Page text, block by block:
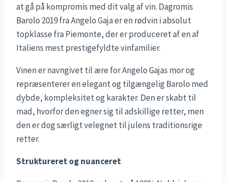
at gå på kompromis med dit valg af vin. Dagromis
Barolo 2019 fra Angelo Gaja er en rødvin i absolut
topklasse fra Piemonte, der er produceret af en af
Italiens mest prestigefyldte vinfamilier.
Vinen er navngivet til ære for Angelo Gajas mor og
repræsenterer en elegant og tilgængelig Barolo med
dybde, kompleksitet og karakter. Den er skabt til
mad, hvorfor den egner sig til adskillige retter, men
den er dog særligt velegnet til julens traditionsrige
retter.
Struktureret og nuanceret